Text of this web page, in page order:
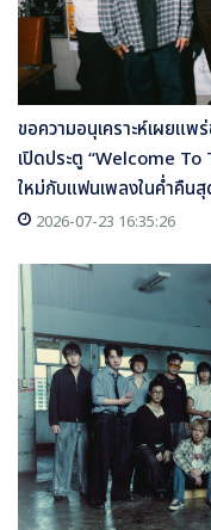
ขอความอนุเคราะห์เผยแ
เปิดประตู “Welcome
ใหม่กับแฟนเพลงในค่ำคืน
2026-07-23 16:35:26